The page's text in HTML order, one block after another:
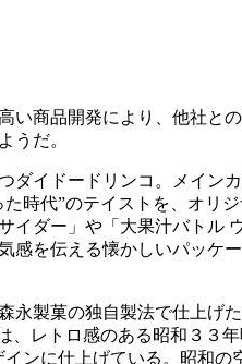
商品開発により、他社と
うだ。
イドードリンコ。メイン
時代”のテイストを、オリ
ダー」や「大果汁バトル
を伝える懐かしいパッケ
製菓の独自製法で仕上げ
レトロ感のある昭和３３
ンに仕上げている。昭和の